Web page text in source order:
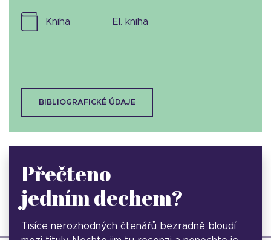
kniha el. kniha
BIBLIOGRAFICKÉ ÚDAJE
Přečteno
jedním dechem?
Tisíce nerozhodných čtenářů bezradně bloudí